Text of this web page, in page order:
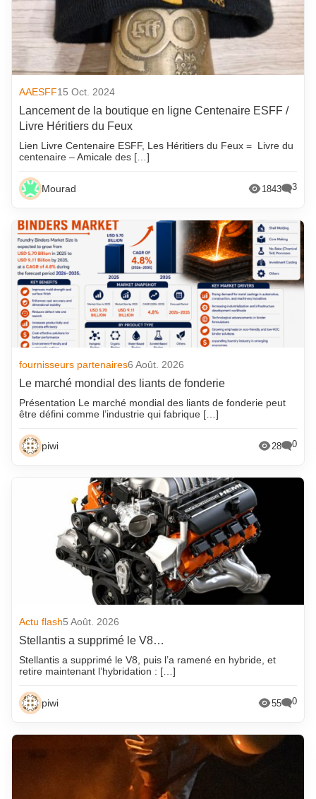
AAESFF15 Oct. 2024
Lancement de la boutique en ligne Centenaire ESFF /
Livre Héritiers du Feux
Lien Livre Centenaire ESFF, Les Héritiers du Feux = Livre du
centenaire – Amicale des […]
Mourad 1843 3
fournisseurs partenaires6 Août. 2026
Le marché mondial des liants de fonderie
Présentation Le marché mondial des liants de fonderie peut
être défini comme l’industrie qui fabrique […]
piwi 28 0
Actu flash5 Août. 2026
Stellantis a supprimé le V8…
Stellantis a supprimé le V8, puis l’a ramené en hybride, et
retire maintenant l’hybridation : […]
piwi 55 0